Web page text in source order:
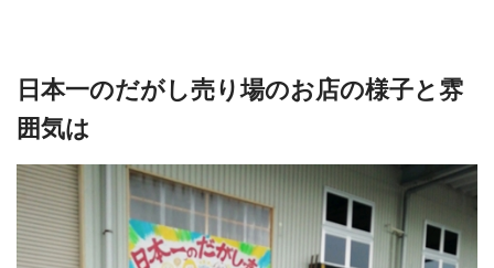
日本一のだがし売り場のお店の様子と雰
囲気は